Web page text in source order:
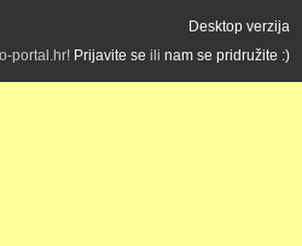
Desktop verzija
portal.hr! Prijavite se ili nam se pridružite :)